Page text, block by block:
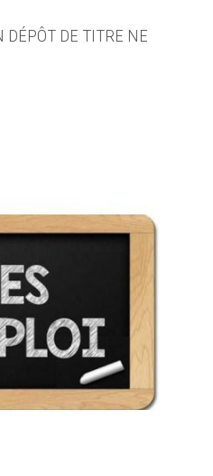
DÉPÔT DE TITRE NE